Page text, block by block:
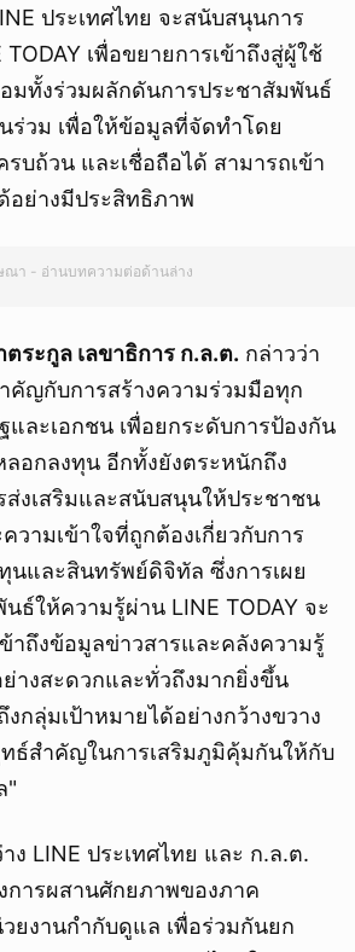
ประเทศไทย จะสนับสนุนการ
เพื่อขยายการเข้าถึงสู่ผู้ใช้
อมทั้งร่วมผลักดันการประชาสัมพันธ์
ร่วม เพื่อให้ข้อมูลที่จัดทำโดย
บถ้วน และเชื่อถือได้ สามารถเข้า
อย่างมีประสิทธิภาพ
ณา - อ่านบทความต่อด้านล่าง
ระกูล เลขาธิการ ก.ล.ต. กล่าวว่า
คัญกับการสร้างความร่วมมือทุก
ละเอกชน เพื่อยกระดับการป้องกัน
อกลงทุน อีกทั้งยังตระหนักถึง
งเสริมและสนับสนุนให้ประชาชน
วามเข้าใจที่ถูกต้องเกี่ยวกับการ
นและสินทรัพย์ดิจิทัล ซึ่งการเผย
ธ์ให้ความรู้ผ่าน LINE TODAY จะ
าถึงข้อมูลข่าวสารและคลังความรู้
างสะดวกและทั่วถึงมากยิ่งขึ้น
กลุ่มเป้าหมายได้อย่างกว้างขวาง
ธ์สำคัญในการเสริมภูมิคุ้มกันให้กับ
"
ง LINE ประเทศไทย และ ก.ล.ต.
การผสานศักยภาพของภาค
ยงานกำกับดูแล เพื่อร่วมกันยก